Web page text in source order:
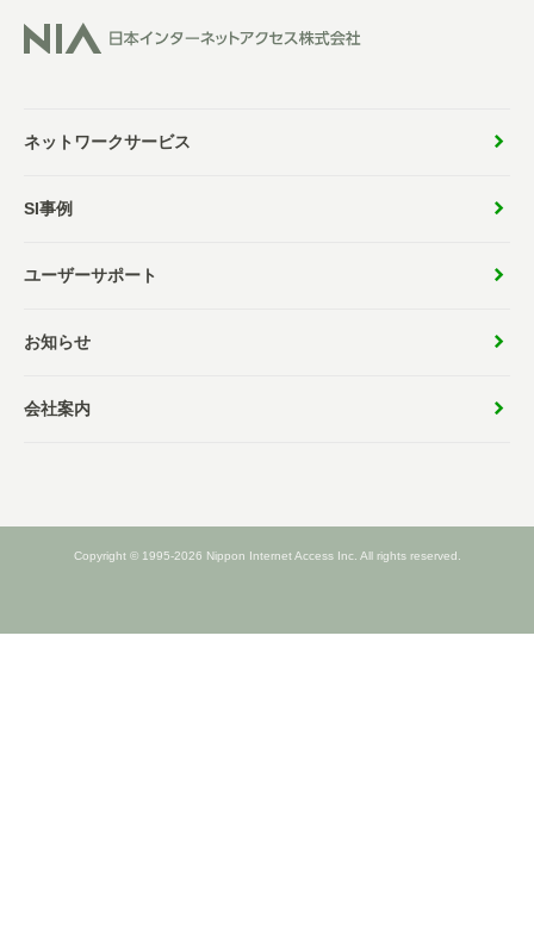
ネットワークサービス
SI事例
ユーザーサポート
お知らせ
会社案内
Copyright © 1995-2026 Nippon Internet Access Inc. All rights reserved.